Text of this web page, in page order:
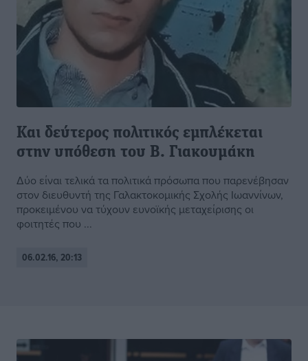
Και δεύτερος πολιτικός εμπλέκεται
στην υπόθεση του Β. Γιακουμάκη
Δύο είναι τελικά τα πολιτικά πρόσωπα που παρενέβησαν
στον διευθυντή της Γαλακτοκομικής Σχολής Ιωαννίνων,
προκειμένου να τύχουν ευνοϊκής μεταχείρισης οι
φοιτητές που ...
06.02.16, 20:13